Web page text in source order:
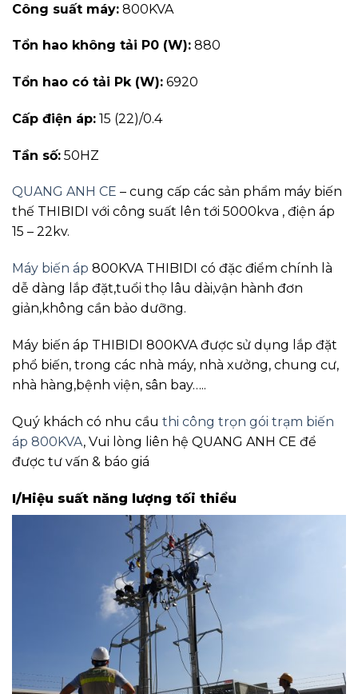
Công suất máy: 800KVA
Tổn hao không tải P0 (W): 880
Tổn hao có tải Pk (W): 6920
Cấp điện áp: 15 (22)/0.4
Tần số: 50HZ
QUANG ANH CE – cung cấp các sản phẩm máy biến
thế THIBIDI với công suất lên tới 5000kva , điện áp
15 – 22kv.
Máy biến áp 800KVA THIBIDI có đặc điểm chính là
dễ dàng lắp đặt,tuổi thọ lâu dài,vận hành đơn
giản,không cần bảo dưỡng.
Máy biến áp THIBIDI 800KVA được sử dụng lắp đặt
phổ biến, trong các nhà máy, nhà xưởng, chung cư,
nhà hàng,bệnh viện, sân bay…..
Quý khách có nhu cầu thi công trọn gói trạm biến
áp 800KVA, Vui lòng liên hệ QUANG ANH CE để
được tư vấn & báo giá
I/Hiệu suất năng lượng tối thiểu